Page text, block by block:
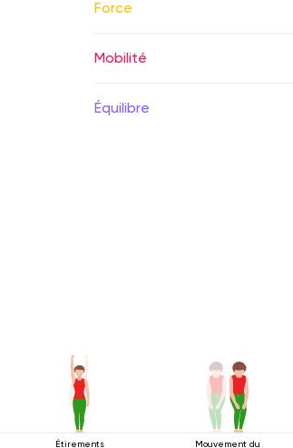
Force
Mobilité
Équilibre
Étirements
Mouvement du